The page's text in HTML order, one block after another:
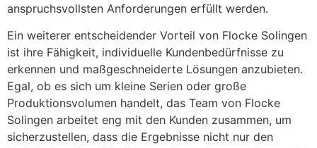
anspruchsvollsten Anforderungen erfüllt werden.
Ein weiterer entscheidender Vorteil von Flocke Solingen
ist ihre Fähigkeit, individuelle Kundenbedürfnisse zu
erkennen und maßgeschneiderte Lösungen anzubieten.
Egal, ob es sich um kleine Serien oder große
Produktionsvolumen handelt, das Team von Flocke
Solingen arbeitet eng mit den Kunden zusammen, um
sicherzustellen, dass die Ergebnisse nicht nur den